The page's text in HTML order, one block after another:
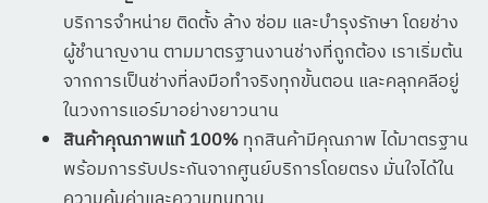
บริการจำหน่าย ติดตั้ง ล้าง ซ่อม และบำรุงรักษา โดยช่าง
ผู้ชำนาญงาน ตามมาตรฐานงานช่างที่ถูกต้อง เราเริ่มต้น
จากการเป็นช่างที่ลงมือทำจริงทุกขั้นตอน และคลุกคลีอยู่
ในวงการแอร์มาอย่างยาวนาน
สินค้าคุณภาพแท้ 100%ทุกสินค้ามีคุณภาพ ได้มาตรฐาน
พร้อมการรับประกันจากศูนย์บริการโดยตรง มั่นใจได้ใน